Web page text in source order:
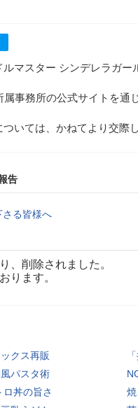
ルマスター シンデレラガ
属事務所の公式サイトを通
ついては、かねてより交際
告
さる皆様へ
、削除されました。
ります。
クス再販
パスタ術
丼の旨さ